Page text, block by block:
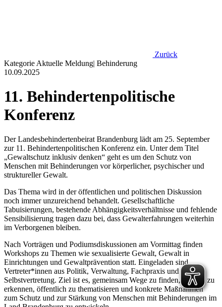
Zurück
Kategorie Aktuelle Meldung| Behinderung
10.09.2025
11. Behindertenpolitische
Konferenz
Der Landesbehindertenbeirat Brandenburg lädt am 25. September
zur 11. Behindertenpolitischen Konferenz ein. Unter dem Titel
„Gewaltschutz inklusiv denken“ geht es um den Schutz von
Menschen mit Behinderungen vor körperlicher, psychischer und
struktureller Gewalt.
Das Thema wird in der öffentlichen und politischen Diskussion
noch immer unzureichend behandelt. Gesellschaftliche
Tabuisierungen, bestehende Abhängigkeitsverhältnisse und fehlende
Sensibilisierung tragen dazu bei, dass Gewalterfahrungen weiterhin
im Verborgenen bleiben.
Nach Vorträgen und Podiumsdiskussionen am Vormittag finden
Workshops zu Themen wie sexualisierte Gewalt, Gewalt in
Einrichtungen und Gewaltprävention statt. Eingeladen sind
Vertreter*innen aus Politik, Verwaltung, Fachpraxis und
Selbstvertretung. Ziel ist es, gemeinsam Wege zu finden, Gewalt zu
erkennen, öffentlich zu thematisieren und konkrete Maßnahmen
zum Schutz und zur Stärkung von Menschen mit Behinderungen im